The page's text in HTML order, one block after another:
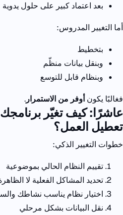
بعد اعتماد كبير على حلول يدوية
أما التغيير المدروس:
بتخطيط
وبنقل بيانات منظّم
وبنظام قابل للتوسع
فغالبًا يكون أوفر من الاستمرار.
عاشرًا: كيف تغيّر
تعطيل العمل؟
خطوات التغيير الذكي:
تقييم النظام الحالي بموضوعية
تحديد المشاكل الفعلية لا
اختيار نظام يناسب نشاطك
نقل البيانات بشكل مرحلي